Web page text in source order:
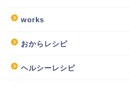
works
おからレシピ
ヘルシーレシピ